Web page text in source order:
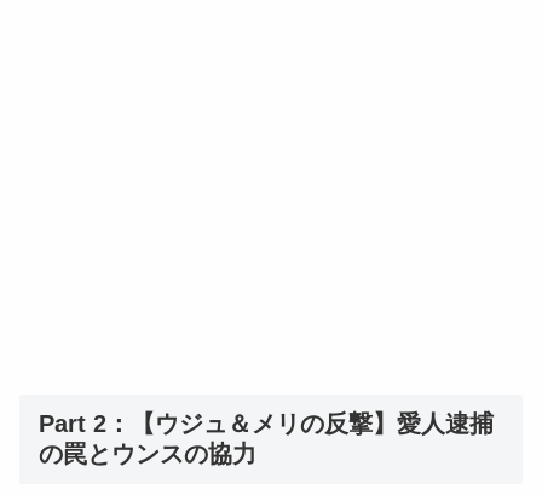
Part 2：【ウジュ＆メリの反撃】愛人逮捕
の罠とウンスの協力